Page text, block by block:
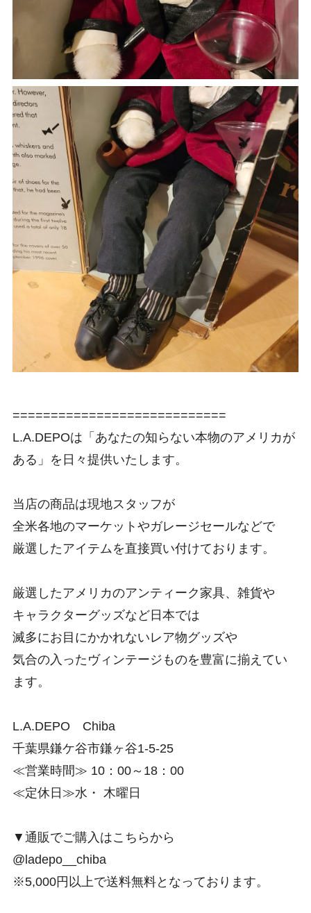
============================
L.A.DEPOは「あなたの知らない本物のアメリカが
ある」を日々提供いたします。
当店の商品は現地スタッフが
全米各地のマーケットやガレージセールなどで
厳選したアイテムを直接買い付けております。
厳選したアメリカのアンティーク家具、雑貨や
キャラクターグッズなど日本では
滅多にお目にかかれないレア物グッズや
気合の入ったヴィンテージものを豊富に揃えてい
ます。
L.A.DEPO Chiba
千葉県鎌ケ谷市鎌ヶ谷1-5-25
≪営業時間≫ 10：00～18：00
≪定休日≫水・ 木曜日
▼通販でご購入はこちらから
@ladepo__chiba
※5,000円以上で送料無料となっております。